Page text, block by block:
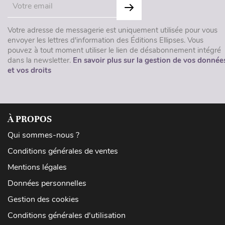
Votre adresse de messagerie est uniquement utilisée pour vous
envoyer les lettres d'information des Éditions Ellipses. Vous
pouvez à tout moment utiliser le lien de désabonnement intégré
dans la newsletter. En savoir plus sur la gestion de vos
et vos droits
À PROPOS
Qui sommes-nous ?
Conditions générales de ventes
Mentions légales
Données personnelles
Gestion des cookies
Conditions générales d'utilisation